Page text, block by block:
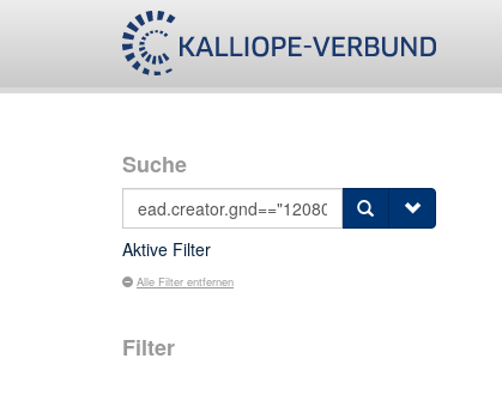
Suche
Aktive Filter
Alle Filter entfernen
Filter